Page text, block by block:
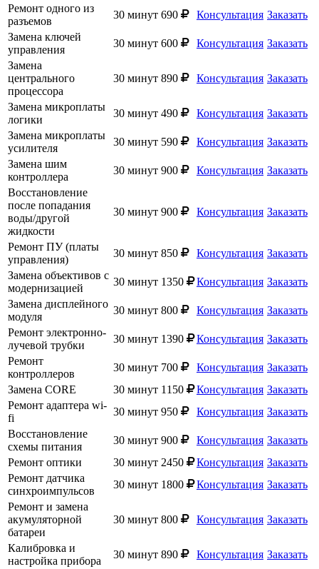
Ремонт одного из
разъемов
30 минут 690 Консультация Заказать
Замена ключей
управления
30 минут 600 Консультация Заказать
Замена
центрального
процессора
30 минут 890 Консультация Заказать
Замена микроплаты
логики
30 минут 490 Консультация Заказать
Замена микроплаты
усилителя
30 минут 590 Консультация Заказать
Замена шим
контроллера
30 минут 900 Консультация Заказать
Восстановление
после попадания
воды/другой
жидкости
30 минут 900 Консультация Заказать
Ремонт ПУ (платы
управления)
30 минут 850 Консультация Заказать
Замена объективов с
модернизацией
30 минут 1350 Консультация Заказать
Замена дисплейного
модуля
30 минут 800 Консультация Заказать
Ремонт электронно-
лучевой трубки
30 минут 1390 Консультация Заказать
Ремонт
контроллеров
30 минут 700 Консультация Заказать
Замена CORE
30 минут 1150 Консультация Заказать
Ремонт адаптера wi-
fi
30 минут 950 Консультация Заказать
Восстановление
схемы питания
30 минут 900 Консультация Заказать
Ремонт оптики
30 минут 2450 Консультация Заказать
Ремонт датчика
синхроимпульсов
30 минут 1800 Консультация Заказать
Ремонт и замена
акумуляторной
батареи
30 минут 800 Консультация Заказать
Калибровка и
настройка прибора
30 минут 890 Консультация Заказать